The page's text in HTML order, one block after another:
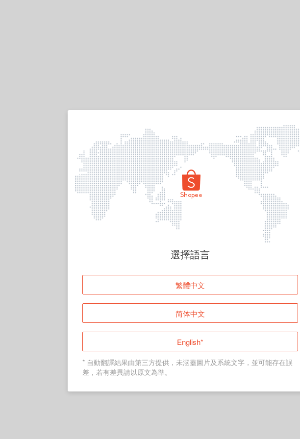
頁面無法顯示
登入
返回首頁
選擇語言
繁體中文
简体中文
English*
* 自動翻譯結果由第三方提供，未涵蓋圖片及系統文字，並可能存在誤
差，若有差異請以原文為準。